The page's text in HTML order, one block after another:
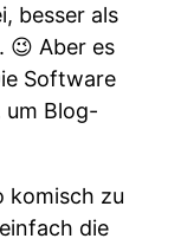
besser als
😉 Aber es
Software
um Blog-
komisch zu
die